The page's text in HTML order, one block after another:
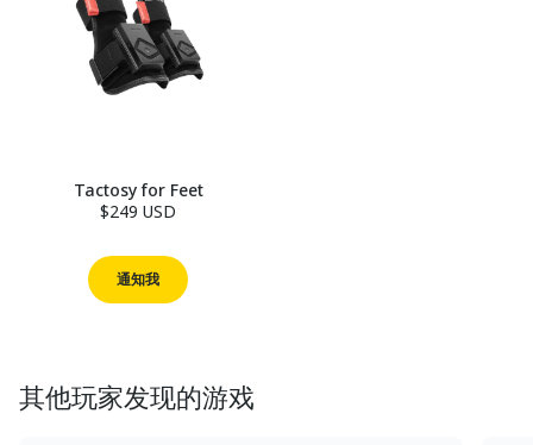
Tactosy for Feet
$249 USD
通知我
其他玩家发现的游戏